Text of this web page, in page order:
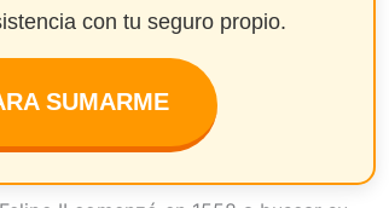
con tu seguro propio.
SUMARME